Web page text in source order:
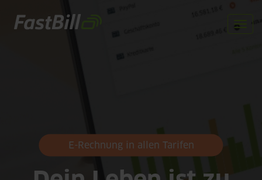
zum
E-Rechnung in allen Tarifen